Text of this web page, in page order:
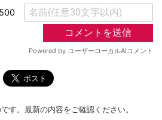
す。最新の内容をご確認ください。